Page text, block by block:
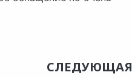
СЛЕДУЮЩАЯ